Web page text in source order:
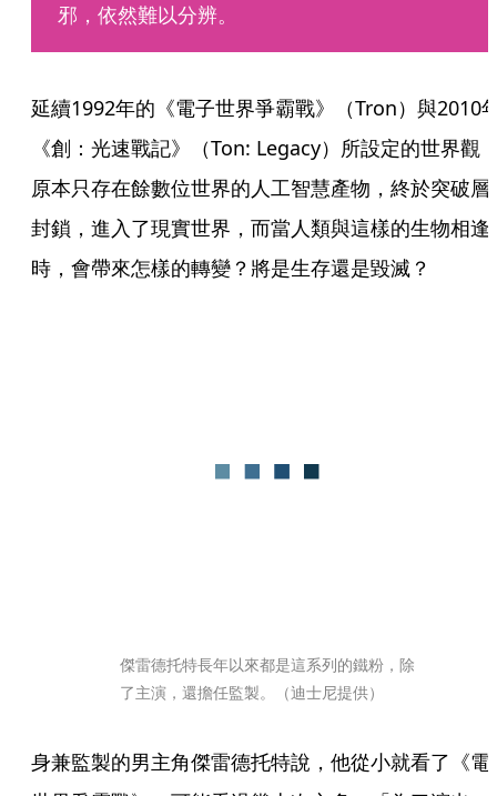
邪，依然難以分辨。
延續1992年的《電子世界爭霸戰》（Tron）與2010
《創：光速戰記》（Ton: Legacy）所設定的世界觀
原本只存在餘數位世界的人工智慧產物，終於突破層
封鎖，進入了現實世界，而當人類與這樣的生物相逢
時，會帶來怎樣的轉變？將是生存還是毀滅？
傑雷德托特長年以來都是這系列的鐵粉，除
了主演，還擔任監製。（迪士尼提供）
身兼監製的男主角傑雷德托特說，他從小就看了《電